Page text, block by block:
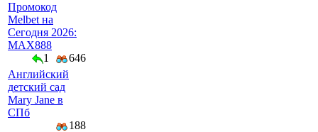
Промокод
Melbet на
Сегодня 2026:
MAX888
1
646
Английский
детский сад
Mary Jane в
СПб
188